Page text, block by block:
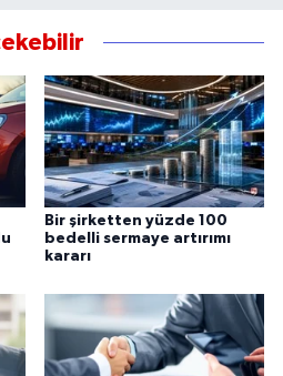
Bir şirketten yüzde 100
bedelli sermaye artırımı
kararı